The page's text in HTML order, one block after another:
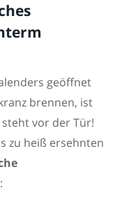
geöffnet
brennen, ist
vor der Tür!
zu heiß ersehnten